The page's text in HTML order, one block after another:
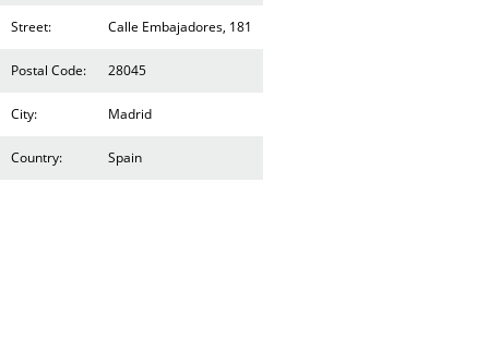
Street: Calle Embajadores, 181
Postal Code: 28045
City: Madrid
Country: Spain